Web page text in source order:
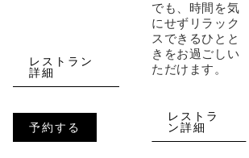
レストラン
詳細
予約する
でも、時間を気
にせずリラック
スできるひとと
きをお過ごしい
ただけます。
レストラ
ン詳細